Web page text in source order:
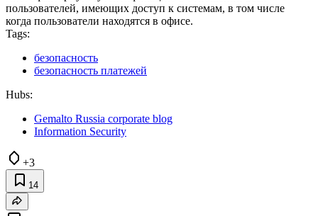
пользователей, имеющих доступ к системам, в том числе
когда пользователи находятся в офисе.
Tags:
безопасность
безопасность платежей
Hubs:
Gemalto Russia corporate blog
Information Security
+3
14